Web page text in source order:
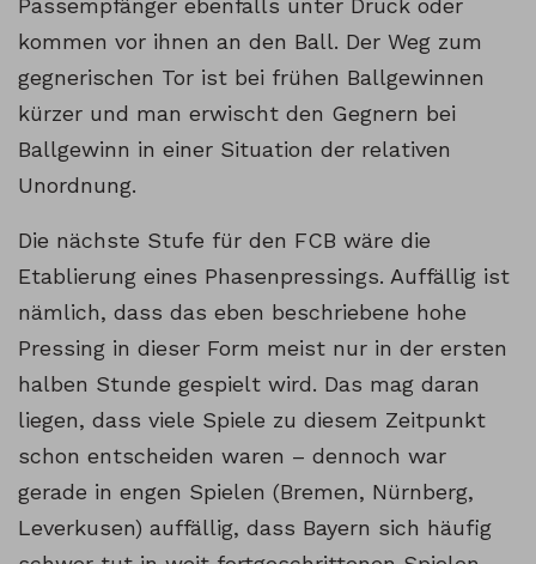
Passempfänger ebenfalls unter Druck oder
kommen vor ihnen an den Ball. Der Weg zum
gegnerischen Tor ist bei frühen Ballgewinnen
kürzer und man erwischt den Gegnern bei
Ballgewinn in einer Situation der relativen
Unordnung.
Die nächste Stufe für den FCB wäre die
Etablierung eines Phasenpressings. Auffällig ist
nämlich, dass das eben beschriebene hohe
Pressing in dieser Form meist nur in der ersten
halben Stunde gespielt wird. Das mag daran
liegen, dass viele Spiele zu diesem Zeitpunkt
schon entscheiden waren – dennoch war
gerade in engen Spielen (Bremen, Nürnberg,
Leverkusen) auffällig, dass Bayern sich häufig